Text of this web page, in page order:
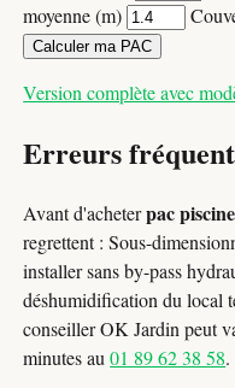
moyenne (m)
Calculer ma PAC
Version complète avec
Erreurs
Avant d'acheterpac
regrettent : Sous-
installer sans by-pass
déshumidification du local
conseiller OK Jardin peut
minutes au01 89 62 38 58.